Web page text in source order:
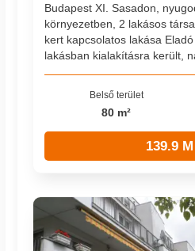
Budapest XI. Sasadon,
környezetben, 2 lakásos
kert kapcsolatos lakása
lakásban kialakításra került,
Belső terület
80 m²
139.9